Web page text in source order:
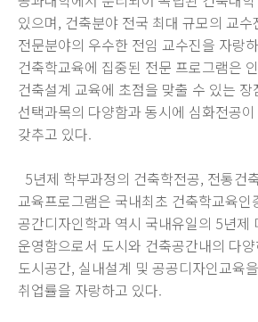
있으며, 건축분야 전국 최대 규모의 교
전문분야의 우수한 전임 교수진을 자랑
건축학교육에 집중된 전문 프로그램은
건축설계 교육에 초점을 맞출 수 있는 장
선택과목의 다양함과 동시에 심화전공
갖추고 있다.
5년제 학부과정의 건축학전공, 전통건
교육프로그램은 국내최초 건축학교육인
공간디자인학과 역시 국내유일의 5년제
운영함으로서 도시와 건축공간내의 다
도시공간, 실내설계 및 공공디자인교육
취업률을 자랑하고 있다.